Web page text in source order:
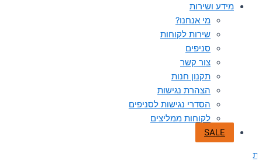
מידע ושירות
מי אנחנו?
שירות לקוחות
סניפים
צור קשר
תקנון חנות
הצהרת נגישות
הסדרי נגישות לסניפים
לקוחות ממליצים
SALE